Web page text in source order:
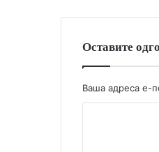
Оставите
Ваша адреса е-